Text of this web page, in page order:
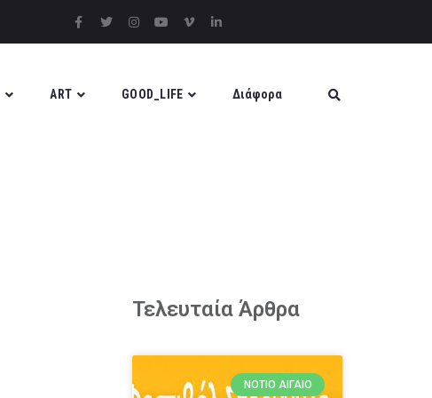
ART GOOD_LIFE Διάφορα
Τελευταία Άρθρα
ΝΌΤΙΟ ΑΙΓΑΊΟ